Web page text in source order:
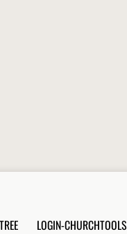
LOGIN-CHURCHTOOLS